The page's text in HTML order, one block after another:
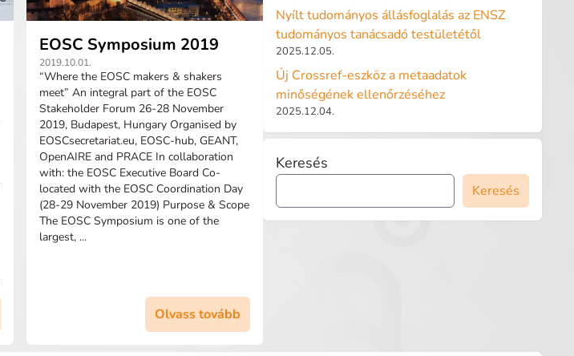
EOSC Symposium 2019
2019.10.01.
“Where the EOSC makers & shakers
meet” An integral part of the EOSC
Stakeholder Forum 26-28 November
2019, Budapest, Hungary Organised by
EOSCsecretariat.eu, EOSC-hub, GEANT,
OpenAIRE and PRACE In collaboration
with: the EOSC Executive Board Co-
located with the EOSC Coordination Day
(28-29 November 2019) Purpose & Scope
The EOSC Symposium is one of the
largest, ...
Olvass tovább
Nyílt tudományos állásfoglalás az ENSZ
tudományos tanácsadó testületétől
2025.12.05.
Új Crossref-eszköz a metaadatok
minőségének ellenőrzéséhez
2025.12.04.
Keresés
Keresés